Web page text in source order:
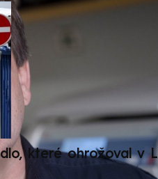
které ohrožoval v